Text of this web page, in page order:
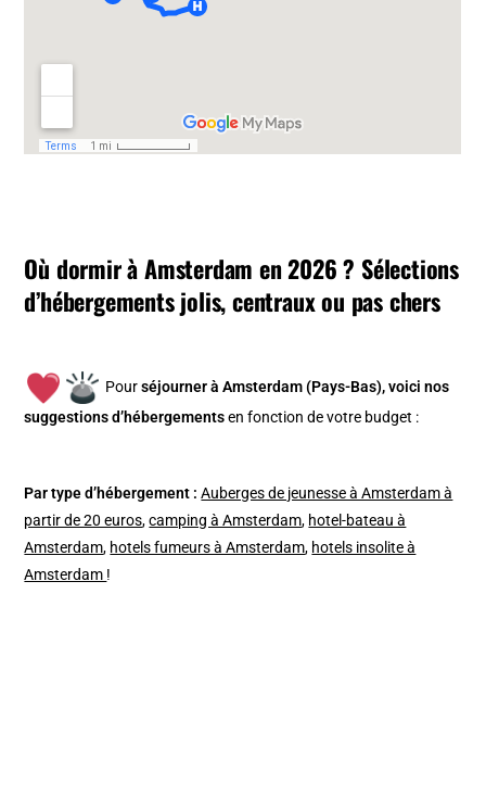
Où dormir à Amsterdam en 2026 ? Sélections
d’hébergements jolis, centraux ou pas chers
Pourséjourner à Amsterdam (Pays-Bas), voici nos
suggestions d’hébergements en fonction de votre budget :
Par type d’hébergement : Auberges de jeunesse à Amsterdam à
partir de 20 euros,camping à Amsterdam, hotel-bateau à
Amsterdam, hotels fumeurs à Amsterdam, hotels insolite à
Amsterdam !